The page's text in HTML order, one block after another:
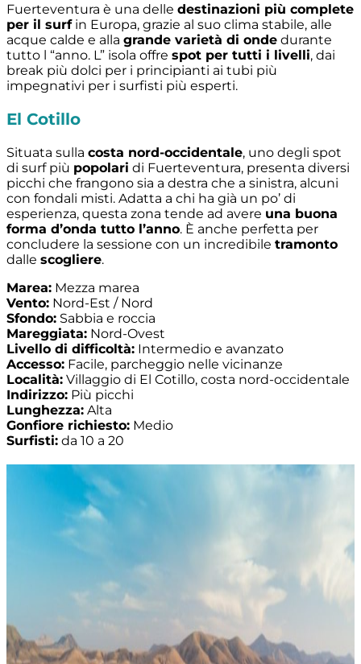
Fuerteventura è una delle destinazioni più complete
per il surfin Europa, grazie al suo clima stabile, alle
acque calde e alla grande varietà di onde durante
tutto l “anno. L” isola offre spot per tutti i livelli, dai
break più dolci per i principianti ai tubi più
impegnativi per i surfisti più esperti.
El Cotillo
Situata sulla costa nord-occidentale, uno degli spot
di surf più popolari di Fuerteventura, presenta diversi
picchi che frangono sia a destra che a sinistra, alcuni
con fondali misti. Adatta a chi ha già un po’ di
esperienza, questa zona tende ad avere una buona
forma d’onda tutto l’anno. È anche perfetta per
concludere la sessione con un incredibile tramonto
dalle scogliere.
Marea: Mezza marea
Vento: Nord-Est / Nord
Sfondo: Sabbia e roccia
Mareggiata: Nord-Ovest
Livello di difficoltà: Intermedio e avanzato
Accesso: Facile, parcheggio nelle vicinanze
Località: Villaggio di El Cotillo, costa nord-occidentale
Indirizzo: Più picchi
Lunghezza: Alta
Gonfiore richiesto: Medio
Surfisti: da 10 a 20